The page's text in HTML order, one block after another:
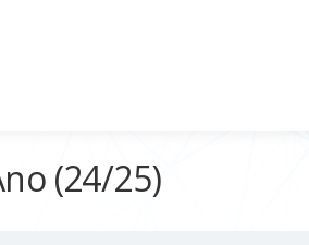
(24/25)